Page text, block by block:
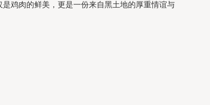
鸡肉的鲜美，更是一份来自黑土地的厚重情谊与